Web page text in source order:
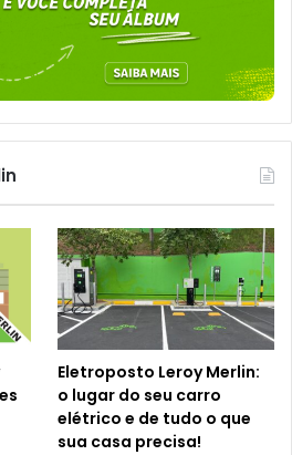
Eletroposto Leroy Merlin:
o lugar do seu carro
elétrico e de tudo o que
sua casa precisa!